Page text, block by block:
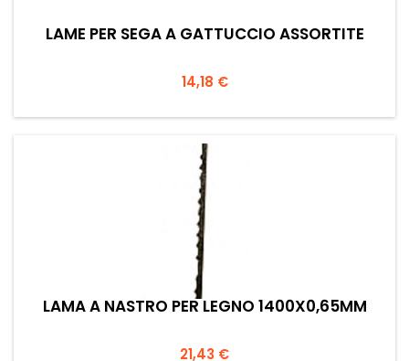
LAME PER SEGA A GATTUCCIO ASSORTITE
Prezzo
14,18 €
LAMA A NASTRO PER LEGNO 1400X0,65MM
Prezzo
21,43 €